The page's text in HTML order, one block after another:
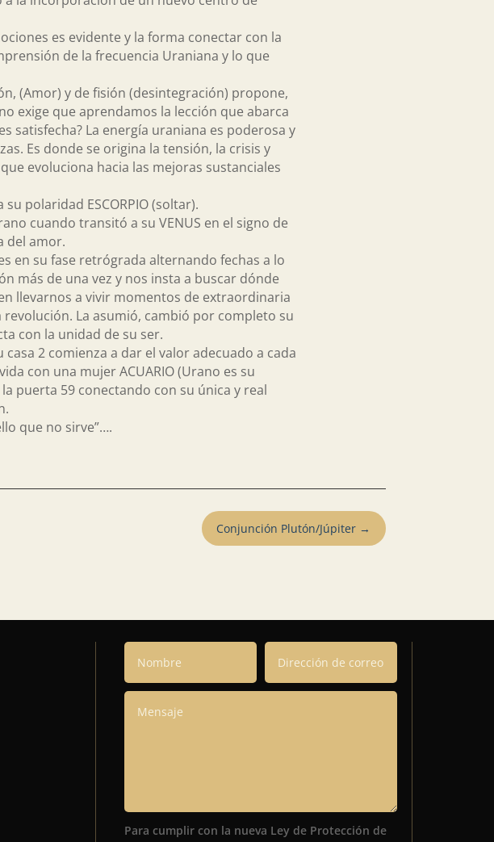
es evidente y la forma conectar con la
de la frecuencia Uraniana y lo que
(Amor) y de fisión (desintegración) propone,
exige que aprendamos la lección que abarca
satisfecha? La energía uraniana es poderosa y
Es donde se origina la tensión, la crisis y
evoluciona hacia las mejoras sustanciales
polaridad ESCORPIO (soltar).
cuando transitó a su VENUS en el signo de
del amor.
en su fase retrógrada alternando fechas a lo
más de una vez y nos insta a buscar dónde
llevarnos a vivir momentos de extraordinaria
La asumió, cambió por completo su
con la unidad de su ser.
2 comienza a dar el valor adecuado a cada
con una mujer ACUARIO (Urano es su
puerta 59 conectando con su única y real
que no sirve”….
Conjunción Plutón/Júpiter →
Para cumplir con la nueva Ley de Protección de